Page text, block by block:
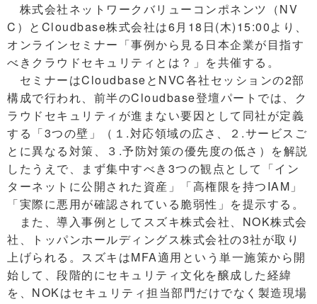
株式会社ネットワークバリューコンポネンツ（NV
C）とCloudbase株式会社は6月18日(木)15:00より、
オンラインセミナー「事例から見る日本企業が目指す
べきクラウドセキュリティとは？」を共催する。
セミナーはCloudbaseとNVC各社セッションの2部
構成で行われ、前半のCloudbase登壇パートでは、ク
ラウドセキュリティが進まない要因として同社が定義
する「3つの壁」（１.対応領域の広さ、２.サービスご
とに異なる対策、３.予防対策の優先度の低さ）を解説
したうえで、まず集中すべき3つの観点として「イン
ターネットに公開された資産」「高権限を持つIAM」
「実際に悪用が確認されている脆弱性」を提示する。
また、導入事例としてスズキ株式会社、NOK株式会
社、トッパンホールディングス株式会社の3社が取り
上げられる。スズキはMFA適用という単一施策から開
始して、段階的にセキュリティ文化を醸成した経緯
を、NOKはセキュリティ担当部門だけでなく製造現場